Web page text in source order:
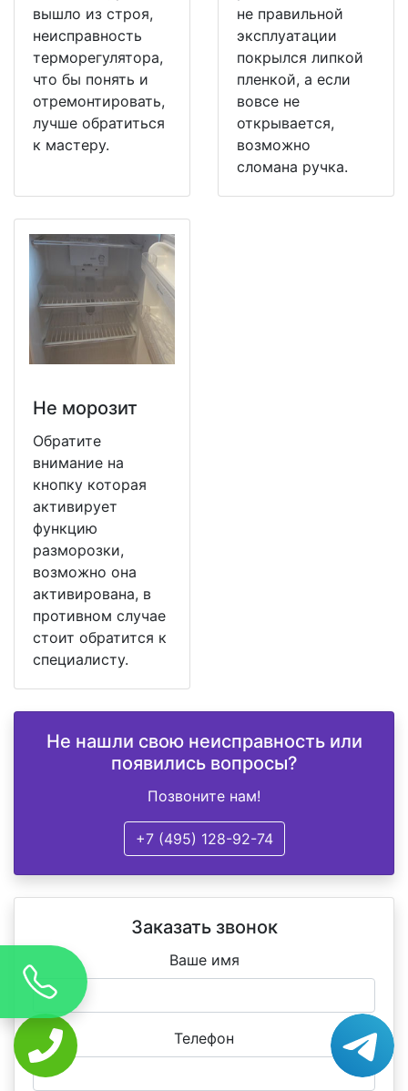
вышло из строя,
неисправность
терморегулятора,
что бы понять и
отремонтировать,
лучше обратиться
к мастеру.
не правильной
эксплуатации
покрылся липкой
пленкой, а если
вовсе не
открывается,
возможно
сломана ручка.
Не морозит
Обратите
внимание на
кнопку которая
активирует
функцию
разморозки,
возможно она
активирована, в
противном случае
стоит обратится к
специалисту.
Не нашли свою неисправность или
появились вопросы?
Позвоните нам!
+7 (495) 128-92-74
Заказать звонок
Ваше имя
Телефон